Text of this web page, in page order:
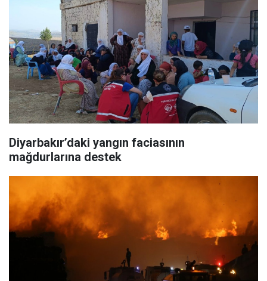
Diyarbakır’daki yangın faciasının
mağdurlarına destek